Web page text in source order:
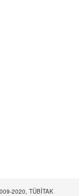
2020, TÜBİTAK